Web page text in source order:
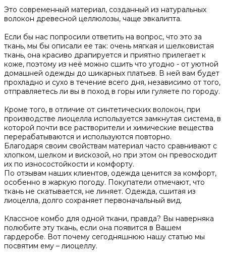
Это современный материал, созданный из натуральных
волокон древесной целлюлозы, чаще эвкалипта.
Если бы нас попросили ответить на вопрос, что это за
ткань, мы бы описали ее так: очень мягкая и шелковистая
ткань, она красиво драпируется и приятно прилегает к
коже, поэтому из неё можно сшить что угодно - от уютной
домашней одежды до шикарных платьев. В ней вам будет
прохладно и сухо в течение всего дня, независимо от того,
отправляетесь ли вы в поход в горы или гуляете по городу.
Кроме того, в отличие от синтетических волокон, при
производстве лиоцелла используется замкнутая система, в
которой почти все растворители и химические вещества
перерабатываются и используются повторно.
Благодаря своим свойствам материал часто сравнивают с
хлопком, шелком и вискозой, но при этом он превосходит
их по износостойкости и комфорту.
По отзывам наших клиентов, одежда ценится за комфорт,
особенно в жаркую погоду. Покупатели отмечают, что
ткань не скатывается, не линяет. Одежда, сшитая из
лиоцелла, долго сохраняет первоначальный вид.
Классное комбо для одной ткани, правда? Вы наверняка
полюбите эту ткань, если она появится в Вашем
гардеробе. Вот почему сегодняшнюю нашу статью мы
посвятим ему – лиоцеллу.